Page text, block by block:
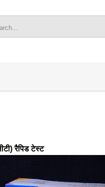
रैपिड टेस्ट